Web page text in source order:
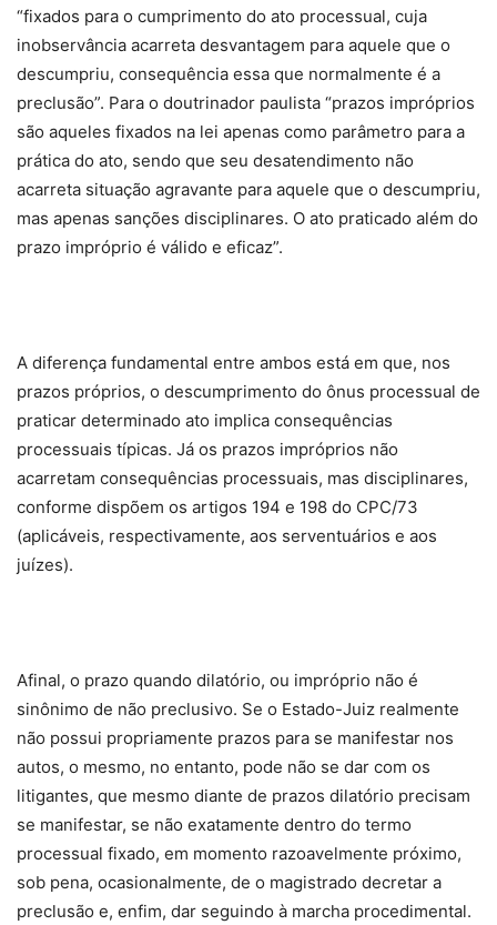
“fixados para o cumprimento do ato processual, cuja
inobservância acarreta desvantagem para aquele que o
descumpriu, consequência essa que normalmente é a
preclusão”. Para o doutrinador paulista “prazos impróprios
são aqueles fixados na lei apenas como parâmetro para a
prática do ato, sendo que seu desatendimento não
acarreta situação agravante para aquele que o descumpriu,
mas apenas sanções disciplinares. O ato praticado além do
prazo impróprio é válido e eficaz”.
A diferença fundamental entre ambos está em que, nos
prazos próprios, o descumprimento do ônus processual de
praticar determinado ato implica consequências
processuais típicas. Já os prazos impróprios não
acarretam consequências processuais, mas disciplinares,
conforme dispõem os artigos 194 e 198 do CPC/73
(aplicáveis, respectivamente, aos serventuários e aos
juízes).
Afinal, o prazo quando dilatório, ou impróprio não é
sinônimo de não preclusivo. Se o Estado-Juiz realmente
não possui propriamente prazos para se manifestar nos
autos, o mesmo, no entanto, pode não se dar com os
litigantes, que mesmo diante de prazos dilatório precisam
se manifestar, se não exatamente dentro do termo
processual fixado, em momento razoavelmente próximo,
sob pena, ocasionalmente, de o magistrado decretar a
preclusão e, enfim, dar seguindo à marcha procedimental.